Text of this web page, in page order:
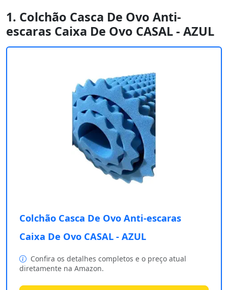
1. Colchão Casca De Ovo Anti-
escaras Caixa De Ovo CASAL - AZUL
Colchão Casca De Ovo Anti-escaras
Caixa De Ovo CASAL - AZUL
Confira os detalhes completos e o preço atual
diretamente na Amazon.